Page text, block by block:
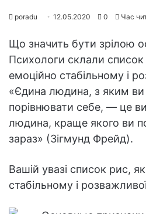
poradu 12.05.2020 0 Час
Що значить бути зрілою
Психологи склали список
емоційно стабільному і
«Єдина людина, з яким ви
порівнювати себе, — це
людина, краще якого ви
зараз» (Зігмунд Фрейд).
Вашій увазі список рис,
стабільному і